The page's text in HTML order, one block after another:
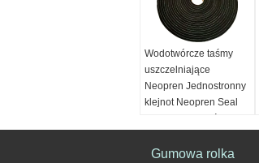
Wodotwórcze taśmy
uszczelniające
Neopren Jednostronny
klejnot Neopren Seal
nazwisko:
Gumowa rolka